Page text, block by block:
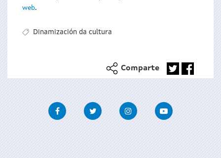
web.
Dinamización da cultura
Comparte
FacebookTwitter InstagramYoutube